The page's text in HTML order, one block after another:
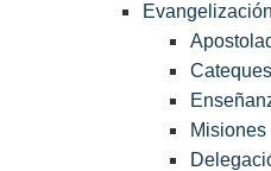
Evangelización
Misiones